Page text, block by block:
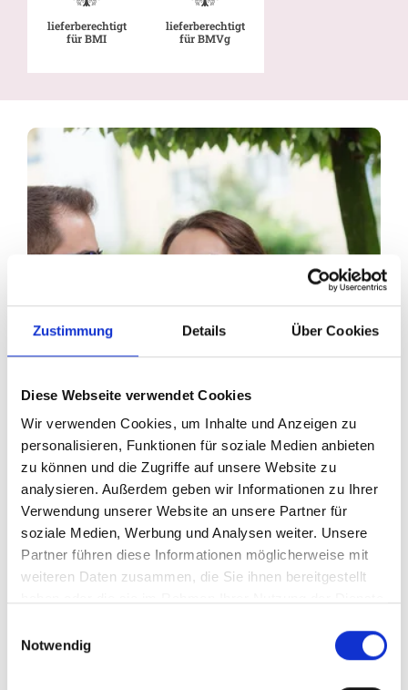
Zustimmung Details Über Cookies
Diese Webseite verwendet Cookies
Wir verwenden Cookies, um Inhalte und Anzeigen zu
personalisieren, Funktionen für soziale Medien anbieten
zu können und die Zugriffe auf unsere Website zu
analysieren. Außerdem geben wir Informationen zu Ihrer
Verwendung unserer Website an unsere Partner für
soziale Medien, Werbung und Analysen weiter. Unsere
Partner führen diese Informationen möglicherweise mit
weiteren Daten zusammen, die Sie ihnen bereitgestellt
Notwendig
lieferberechtigt
für BMI
lieferberechtigt
für BMVg
Ihr Partner für optimales
Sehen in Künzelsau
Als erster Ansprechpartner für das gute Sehen sind wir
als Augenoptiker in Künzelsau mehr als „nur“
diejenigen, die sich um die jeweilige optisch,
individuellen Wünsche und Bedürfnisse angepasste